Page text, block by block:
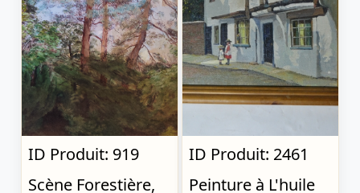
ID Produit: 919
Scène Forestière,
ID Produit: 2461
Peinture à L'huile